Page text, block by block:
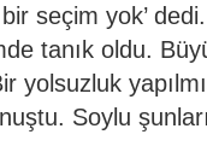
seçim yok’
tanık oldu.
yolsuzluk
Soylu